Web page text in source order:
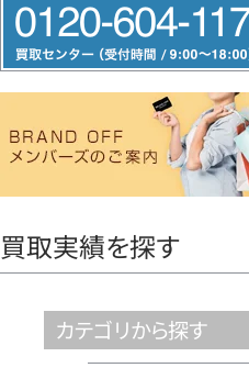
リ
ー
ヤ
買取実績を探す
カテゴリから探す